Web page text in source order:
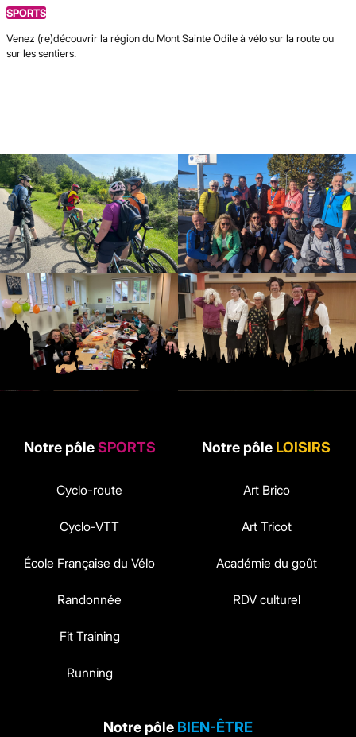
SPORTS
Venez (re)découvrir la région du Mont Sainte Odile à vélo sur la route ou
sur les sentiers.
Notre pôleSPORTS
Cyclo-route
Cyclo-VTT
École Française du Vélo
Randonnée
Fit Training
Running
Notre pôle LOISIRS
Art Brico
Art Tricot
Académie du goût
RDV culturel
Notre pôle BIEN-ÊTRE